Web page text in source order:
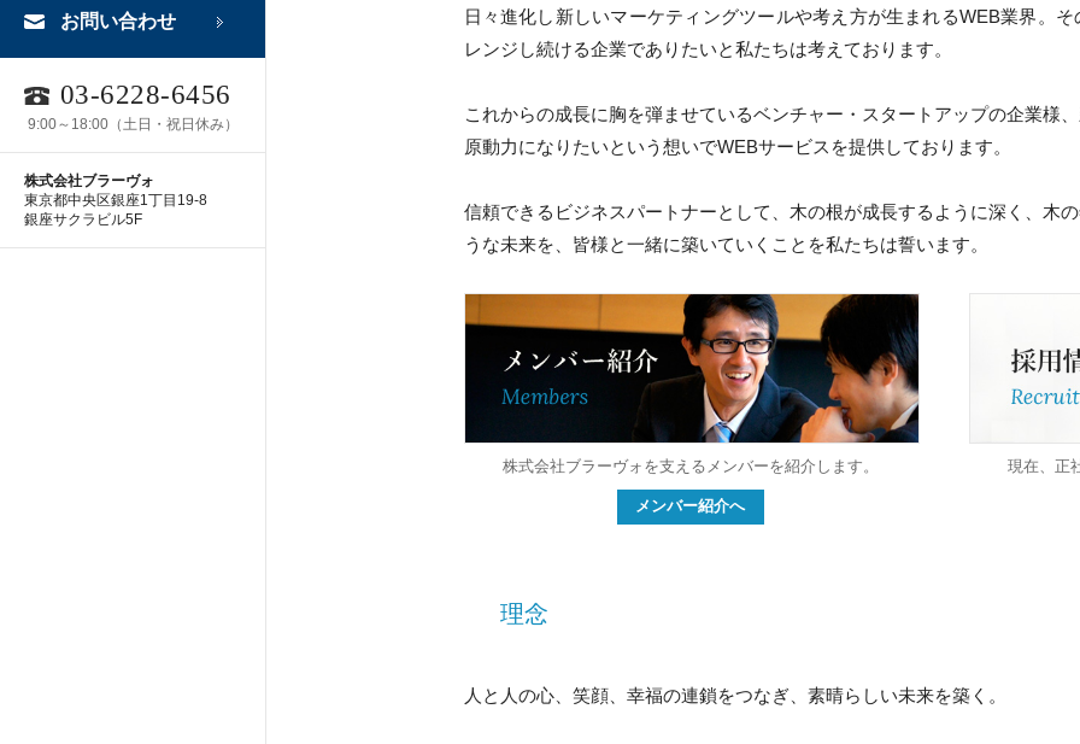
お問い合わせ
03-6228-6456
9:00～18:00（土日・祝日休み）
株式会社ブラーヴォ
東京都中央区銀座1丁目19-8
銀座サクラビル5F
日々進化し新しいマーケティングツールや考え方が生まれるWEB業界。
レンジし続ける企業でありたいと私たちは考えております。
これからの成長に胸を弾ませているベンチャー・スタートアップの企業様
原動力になりたいという想いでWEBサービスを提供しております。
信頼できるビジネスパートナーとして、木の根が成長するように深く、木
うな未来を、皆様と一緒に築いていくことを私たちは誓います。
株式会社ブラーヴォを支えるメンバーを紹介します。
メンバー紹介へ
現在、正
理念
人と人の心、笑顔、幸福の連鎖をつなぎ、素晴らしい未来を築く。